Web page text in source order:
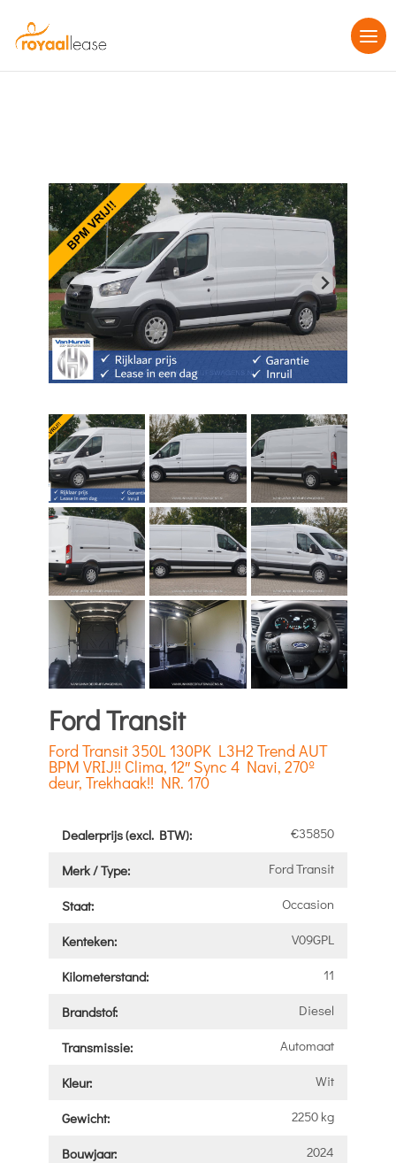
Ford Transit
Ford Transit 350L 130PK L3H2 Trend AUT
BPM VRIJ!! Clima, 12″ Sync 4 Navi, 270º
deur, Trekhaak!! NR. 170
Dealerprijs (excl. BTW): €35850
Merk / Type: Ford Transit
Staat: Occasion
Kenteken: V09GPL
Kilometerstand: 11
Brandstof: Diesel
Transmissie: Automaat
Kleur: Wit
Gewicht: 2250 kg
Bouwjaar: 2024